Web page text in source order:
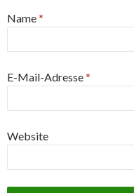
Name*
E-Mail-Adresse*
Website